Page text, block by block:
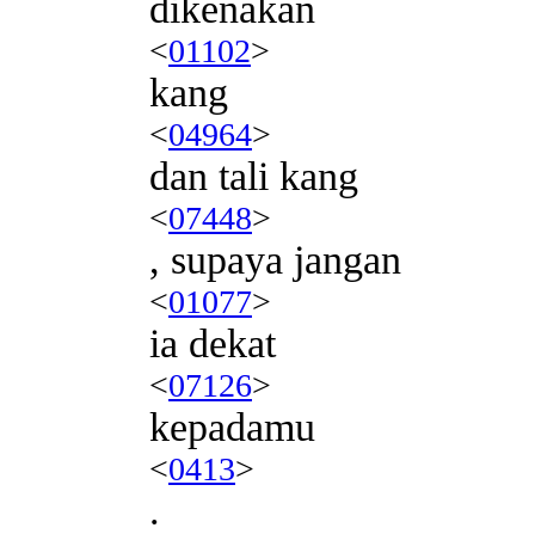
<01102>
kang
<04964>
dan tali kang
<07448>
, supaya jangan
<01077>
ia dekat
<07126>
kepadamu
<0413>
.